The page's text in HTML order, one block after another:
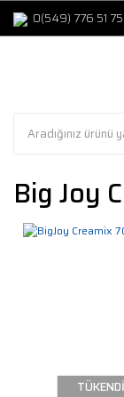
0(549) 776 51 75
Big Joy
TÜKENDİ